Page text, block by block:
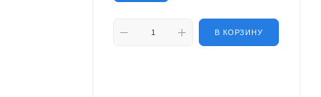
В КОРЗИНУ